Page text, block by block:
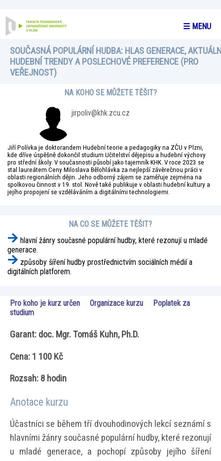
☰ MENU
SOUČASNÁ POPULÁRNÍ HUDBA: HLAS GENERACE,
HUDEBNÍ TRENDY A POSLECHOVÉ PREFERENCE (PRO
VEŘEJNOST)
NA KOHO SE MŮŽETE TĚŠIT?
jirpoliv@khk.zcu.cz
Jiří Polívka je doktorandem Hudební teorie a pedagogiky na ZČU v Plzni,
kde dříve úspěšně dokončil studium Učitelství dějepisu a hudební výchovy
pro střední školy. V současnosti působí jako tajemník KHK. V roce 2023 se
stal laureátem Ceny Miloslava Bělohlávka za nejlepší závěrečnou práci v
oblasti regionálních dějin. Jeho odborný zájem se zaměřuje zejména na
spolkovou činnost v 19. stol. Nově také publikuje v oblasti hudební kultury a
jejího propojení se vzděláváním a digitálními technologiemi.
NA CO SE MŮŽETE TĚŠIT?
hlavní žánry současné populární hudby, které rezonují u mladé
generace.
způsoby šíření hudby prostřednictvím sociálních médií a
digitálních platforem.
Pro koho je kurz určen Organizace kurzu
Poplatek za
studium
Garant: doc. Mgr. Tomáš Kuhn, Ph.D.
Cena: 1 100 Kč
Rozsah: 8 hodin
Anotace kurzu
Účastníci se během tří dvouhodinových lekcí seznámí s
hlavními žánry současné populární hudby, které rezonují
u mladé generace, a pochopí způsoby jejího šíření